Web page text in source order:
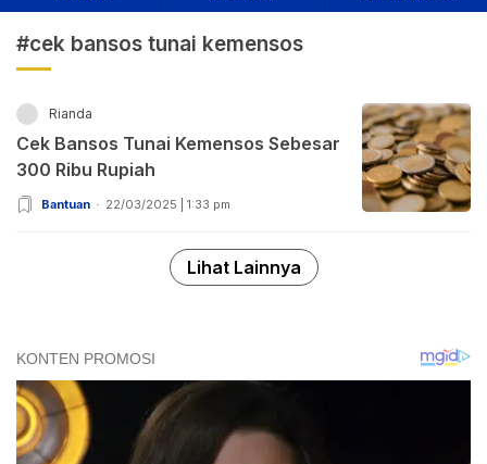
#cek bansos tunai kemensos
Rianda
Cek Bansos Tunai Kemensos Sebesar
300 Ribu Rupiah
Bantuan 22/03/2025 | 1:33 pm
Lihat Lainnya